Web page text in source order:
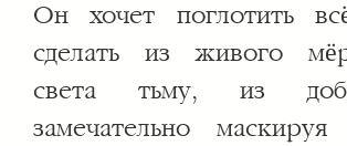
Он хочет поглотить
сделать из живого
света тьму, из
замечательно